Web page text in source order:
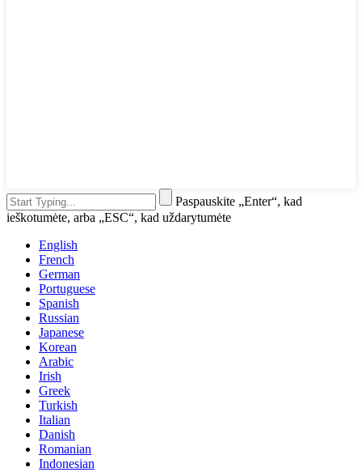
Paspauskite „Enter“, kad
ieškotumėte, arba „ESC“, kad uždarytumėte
English
French
German
Portuguese
Spanish
Russian
Japanese
Korean
Arabic
Irish
Greek
Turkish
Italian
Danish
Romanian
Indonesian